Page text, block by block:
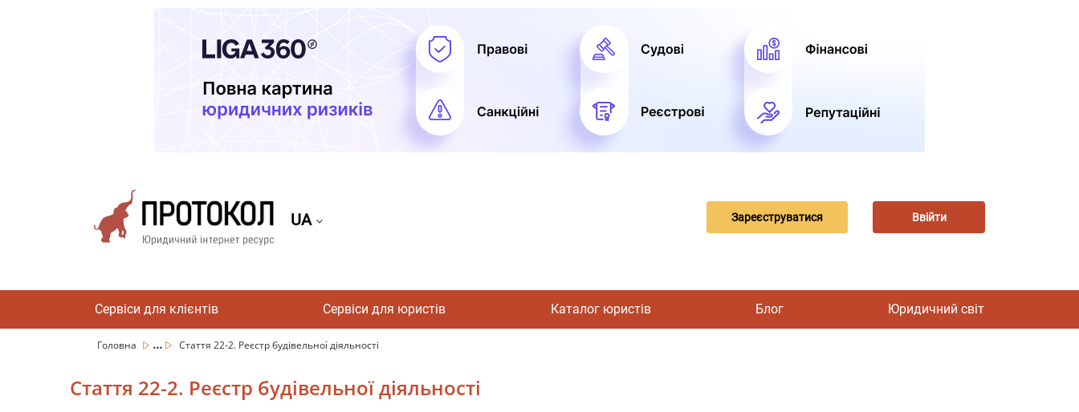
UA Зареєструватися Ввійти
Сервіси для клієнтів Сервіси для юристів Каталог юристів Блог Юридичний світ
Головна ... Стаття 22-2. Реєстр будівельної діяльності
Стаття 22-2. Реєстр будівельної діяльності